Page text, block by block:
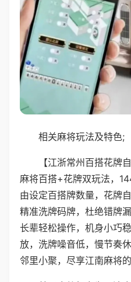
相关麻将玩法及特色;
【江浙常州百搭花牌
麻将百搭+花牌双玩法，
由设定百搭牌数量，花牌
精准洗牌码牌，杜绝错牌
长辈轻松操作，机身小巧
放，洗牌噪音低，慢节奏
邻里小聚，尽享江南麻将的